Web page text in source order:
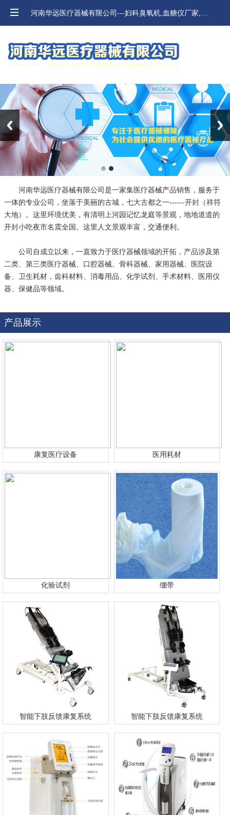
Previous Next
河南华远医疗器械有限公司是一家集医疗器械产品销售，服务于
一体的专业公司，坐落于美丽的古城，七大古都之一------开封（祥符
大地）。这里环境优美，有清明上河园记忆龙庭等景观，地地道道的
开封小吃夜市名震全国。这里人文景观丰富，交通便利。
公司自成立以来，一直致力于医疗器械领域的开拓，产品涉及第
二类、第三类医疗器械、口腔器械、骨科器械、家用器械、医院设
备、卫生耗材，齿科材料、消毒用品、化学试剂、手术材料、医用仪
器、保健品等领域。
产品展示
康复医疗设备 医用耗材
化验试剂 绷带
智能下肢反馈康复系统 智能下肢反馈康复系统